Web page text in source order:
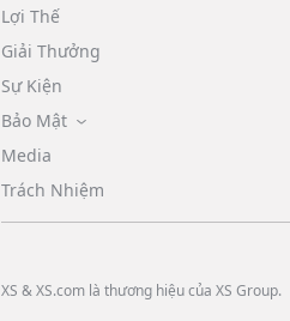
Lợi Thế
Giải Thưởng
Sự Kiện
Bảo Mật
Media
Trách Nhiệm
XS & XS.com là thương hiệu của XS Group.